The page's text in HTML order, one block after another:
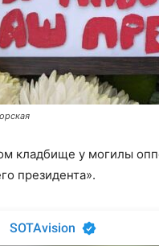
кладбище у могилы
президента».